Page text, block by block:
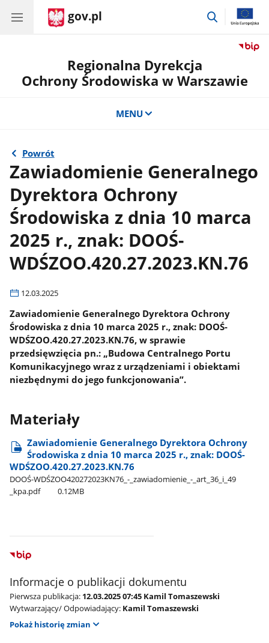
gov.pl
przejdź
Regionalna Dyrekcja
Ochrony Środowiska w Warszawie
MENU
Powrót
Zawiadomienie Generalnego
Dyrektora Ochrony
Środowiska z dnia 10 marca
2025 r., znak: DOOŚ-
WDŚZOO.420.27.2023.KN.76
12.03.2025
Zawiadomienie Generalnego Dyrektora Ochrony
Środowiska z dnia 10 marca 2025 r., znak: DOOŚ-
WDŚZOO.420.27.2023.KN.76, w sprawie
przedsięwzięcia pn.: „Budowa Centralnego Portu
Komunikacyjnego wraz z urządzeniami i obiektami
niezbędnymi do jego funkcjonowania”.
Materiały
Zawiadomienie Generalnego Dyrektora Ochrony
Środowiska z dnia 10 marca 2025 r., znak: DOOŚ-
WDŚZOO.420.27.2023.KN.76
DOOŚ-WDŚZOO420272023KN76​_-​_zawiadomienie​_-​_art​_36​_i​_49​
_kpa.pdf
0.12MB
Informacje o publikacji dokumentu
Pierwsza publikacja: 12.03.2025 07:45 Kamil Tomaszewski
Wytwarzający/ Odpowiadający: Kamil Tomaszewski
Pokaż historię zmian